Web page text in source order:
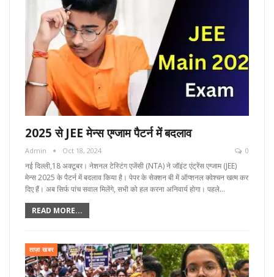
2025 से JEE मेन्स एग्जाम पैटर्न में बदलाव
Admin Oct 18, 2024 0
नई दिल्ली,18 अक्टूबर। नेशनल टेस्टिंग एजेंसी (NTA) ने जॉइंट एंट्रेंस एग्जाम (JEE)
मेन्स 2025 के पैटर्न में बदलाव किया है। पेपर के सेक्शन बी में ऑप्शनल क्वेश्चन खत्म कर
दिए हैं। अब सिर्फ पांच सवाल मिलेंगे, सभी को हल करना अनिवार्य होगा। पहले…
READ MORE...
ताज़ा खबर